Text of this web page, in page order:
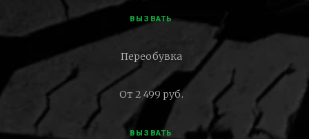
ВЫЗВАТЬ
Переобувка
От 2 499 руб.
ВЫЗВАТЬ